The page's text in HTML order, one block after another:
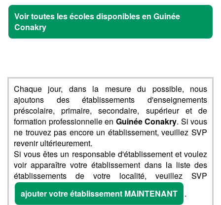
Voir toutes les écoles disponibles en Guinée
Conakry
Chaque jour, dans la mesure du possible, nous
ajoutons des établissements d'enseignements
préscolaire, primaire, secondaire, supérieur et de
formation professionnelle en Guinée Conakry. Si vous
ne trouvez pas encore un établissement, veuillez SVP
revenir ultérieurement.
Si vous êtes un responsable d'établissement et voulez
voir apparaître votre établissement dans la liste des
établissements de votre localité, veuillez SVP
ajouter votre établissement MAINTENANT
.